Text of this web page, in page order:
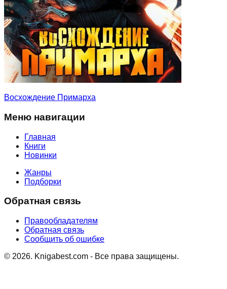
Восхождение Примарха
Меню навигации
Главная
Книги
Новинки
Жанры
Подборки
Обратная связь
Правообладателям
Обратная связь
Сообщить об ошибке
© 2026. Knigabest.com - Все права защищены.